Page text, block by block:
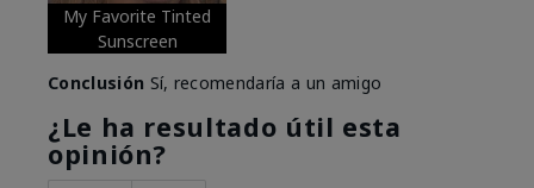
My Favorite Tinted
Sunscreen
Conclusión Sí, recomendaría a un amigo
¿Le ha resultado útil esta
opinión?